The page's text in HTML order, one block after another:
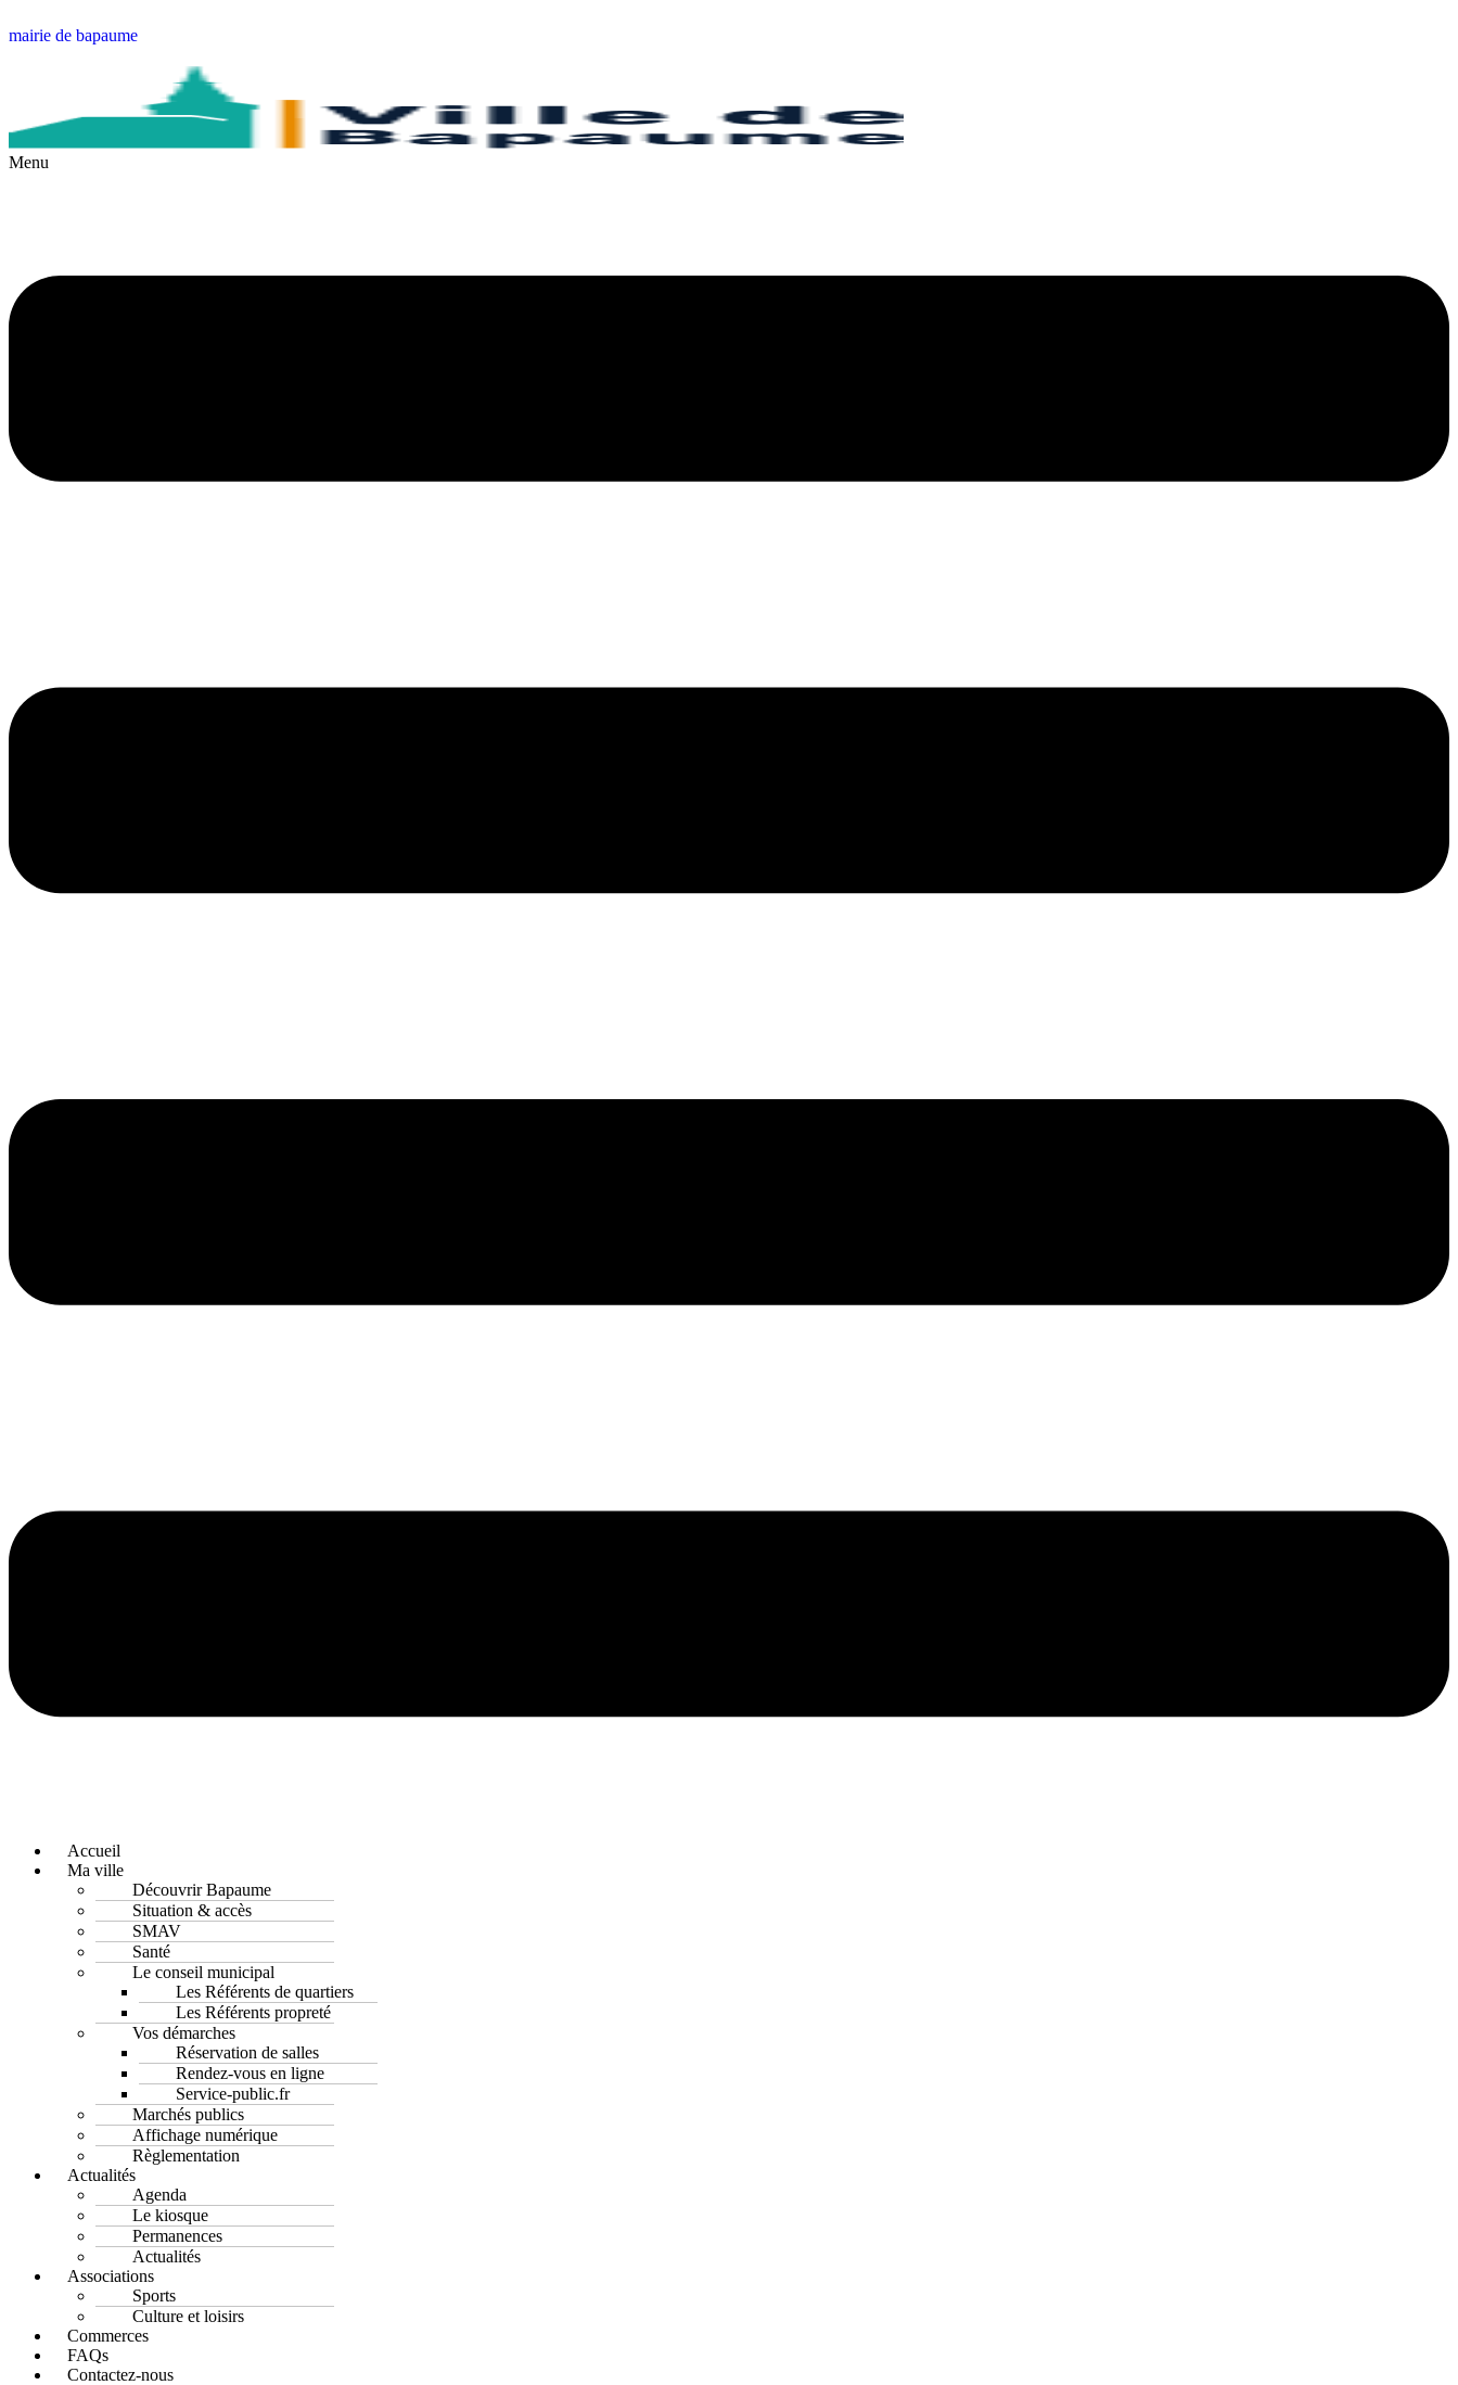
mairie de bapaume
Menu
Accueil
Ma ville
Découvrir Bapaume
Situation & accès
SMAV
Santé
Le conseil municipal
Les Référents de quartiers
Les Référents propreté
Vos démarches
Réservation de salles
Rendez-vous en ligne
Service-public.fr
Marchés publics
Affichage numérique
Règlementation
Actualités
Agenda
Le kiosque
Permanences
Actualités
Associations
Sports
Culture et loisirs
Commerces
FAQs
Contactez-nous